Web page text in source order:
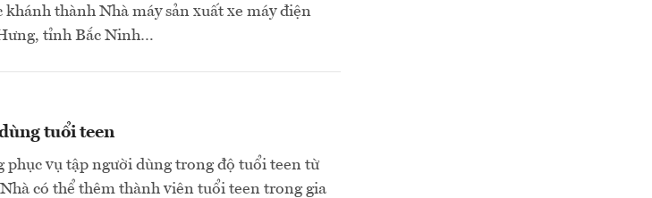
thành Nhà máy sản xuất xe máy điện
tỉnh Bắc Ninh…
tuổi teen
vụ tập người dùng trong độ tuổi teen từ
có thể thêm thành viên tuổi teen trong gia